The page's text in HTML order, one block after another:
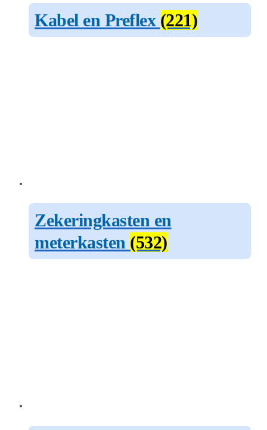
Kabel en Preflex (221)
Zekeringkasten en
meterkasten (532)